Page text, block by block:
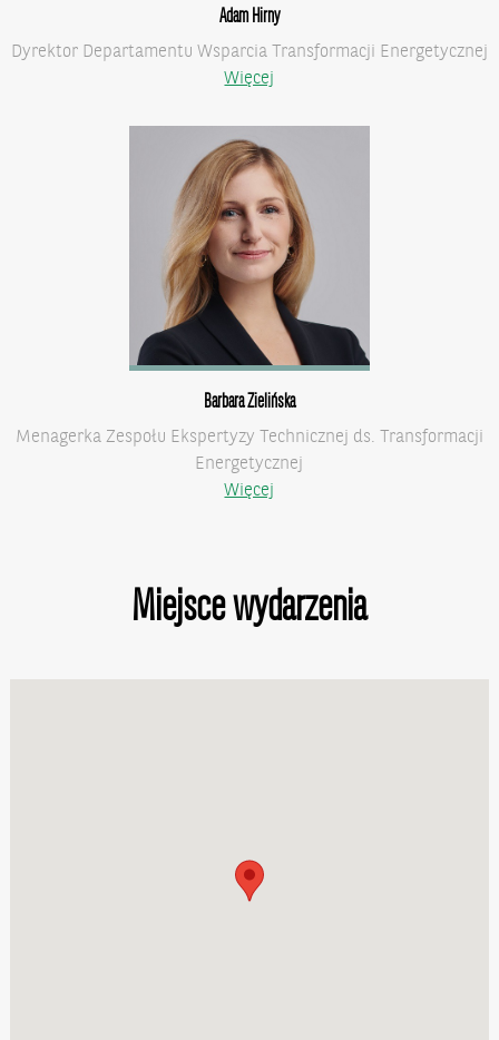
Adam Hirny
Dyrektor Departamentu Wsparcia Transformacji Energetycznej
Więcej
Barbara Zielińska
Menagerka Zespołu Ekspertyzy Technicznej ds. Transformacji
Energetycznej
Więcej
Miejsce wydarzenia